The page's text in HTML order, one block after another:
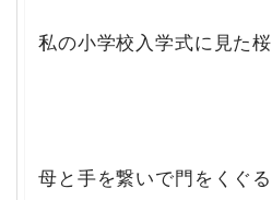
私の小学校入学式に見た桜
母と手を繋いで門をくぐる